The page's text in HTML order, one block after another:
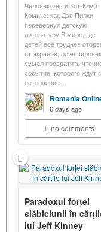
Человек-пёс и Кот-Клуб
Комикс: как Дэв Пилки
перевернул детскую
литературу В мире, где
детей всё труднее
от экранов, один человек
сумел превратить
событие, которого ждут с
нетерпение…
Romania
6 days ago
no comments
Paradoxul forței
slăbiciunii în
lui Jeff Kinney